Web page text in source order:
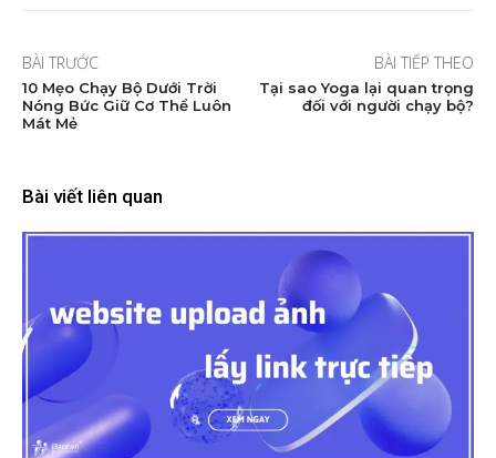
BÀI TRƯỚC
10 Mẹo Chạy Bộ Dưới Trời
Nóng Bức Giữ Cơ Thể Luôn
Mát Mẻ
BÀI TIẾP THEO
Tại sao Yoga lại quan trọng
đối với người chạy bộ?
Bài viết liên quan